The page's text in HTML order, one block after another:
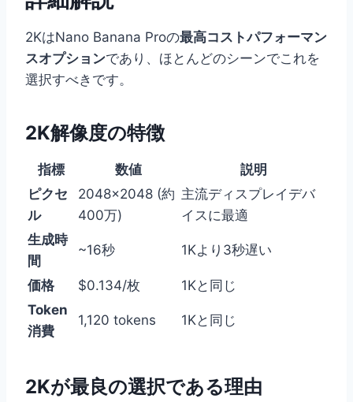
2KはNano Banana Proの最高コストパフォーマン
スオプションであり、ほとんどのシーンでこれを
選択すべきです。
2K解像度の特徴
指標 数値
説明
ピクセ
ル
2048×2048 (約
400万)
主流ディスプレイデバ
イスに最適
生成時
間
~16秒 1Kより3秒遅い
価格 $0.134/枚
1Kと同じ
Token
消費
1,120 tokens 1Kと同じ
2Kが最良の選択である理由